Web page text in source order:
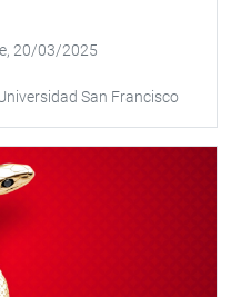
20/03/2025
San Francisco